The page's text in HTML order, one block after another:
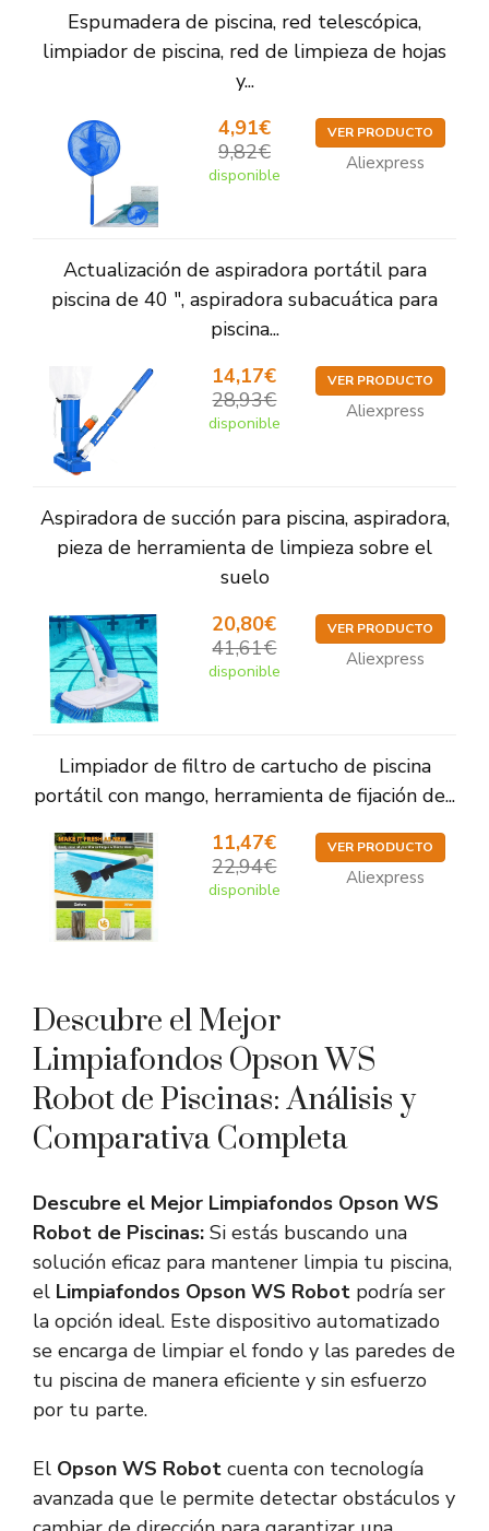
Espumadera de piscina, red telescópica,
limpiador de piscina, red de limpieza de hojas
y...
4,91€
9,82€
disponible
VER PRODUCTO
Aliexpress
Actualización de aspiradora portátil para
piscina de 40 ", aspiradora subacuática para
piscina...
14,17€
28,93€
disponible
VER PRODUCTO
Aliexpress
Aspiradora de succión para piscina, aspiradora,
pieza de herramienta de limpieza sobre el
suelo
20,80€
41,61€
disponible
VER PRODUCTO
Aliexpress
Limpiador de filtro de cartucho de piscina
portátil con mango, herramienta de fijación de...
11,47€
22,94€
disponible
VER PRODUCTO
Aliexpress
Descubre el Mejor
Limpiafondos Opson WS
Robot de Piscinas: Análisis y
Comparativa Completa
Descubre el Mejor Limpiafondos Opson WS
Robot de Piscinas: Si estás buscando una
solución eficaz para mantener limpia tu piscina,
el Limpiafondos Opson WS Robot podría ser
la opción ideal. Este dispositivo automatizado
se encarga de limpiar el fondo y las paredes de
tu piscina de manera eficiente y sin esfuerzo
por tu parte.
El Opson WS Robot cuenta con tecnología
avanzada que le permite detectar obstáculos y